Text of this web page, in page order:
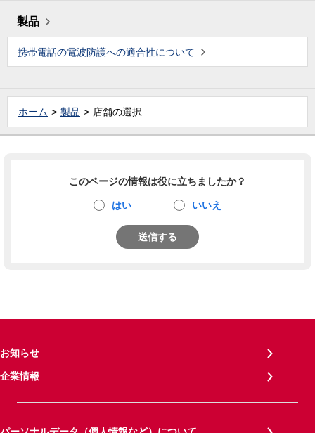
製品
携帯電話の電波防護への適合性について
ホーム 製品 店舗の選択
このページの情報は役に立ちましたか？
はい いいえ
送信する
お知らせ
企業情報